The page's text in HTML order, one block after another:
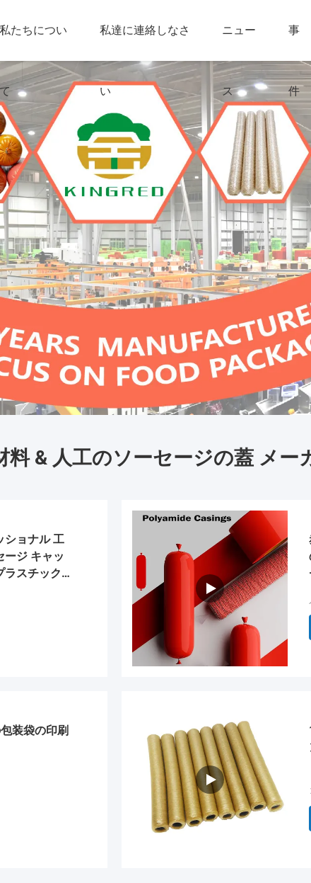
私たちについ
て
私達に連絡しなさ
い
ニュー
ス
事
件
料 & 人工のソーセージの蓋 メー
ショナル 工
ージ キャッ
ラスチック
装袋の印刷